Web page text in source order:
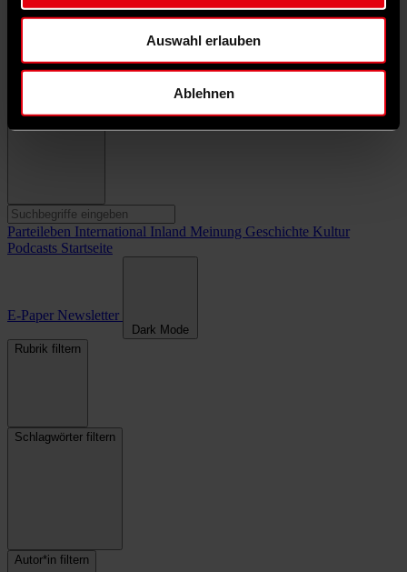
Auswahl erlauben
Ablehnen
Parteileben International Inland Meinung Geschichte Kultur
Podcasts Startseite
E-Paper Newsletter
Dark Mode
Rubrik filtern
Schlagwörter filtern
Autor*in filtern